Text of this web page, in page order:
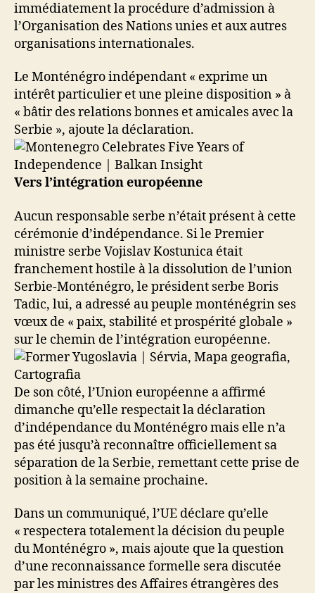
immédiatement la procédure d’admission à
l’Organisation des Nations unies et aux autres
organisations internationales.
Le Monténégro indépendant « exprime un
intérêt particulier et une pleine disposition » à
« bâtir des relations bonnes et amicales avec la
Serbie », ajoute la déclaration.
Vers l’intégration européenne
Aucun responsable serbe n’était présent à cette
cérémonie d’indépendance. Si le Premier
ministre serbe Vojislav Kostunica était
franchement hostile à la dissolution de l’union
Serbie-Monténégro, le président serbe Boris
Tadic, lui, a adressé au peuple monténégrin ses
vœux de « paix, stabilité et prospérité globale »
sur le chemin de l’intégration européenne.
De son côté, l’Union européenne a affirmé
dimanche qu’elle respectait la déclaration
d’indépendance du Monténégro mais elle n’a
pas été jusqu’à reconnaître officiellement sa
séparation de la Serbie, remettant cette prise de
position à la semaine prochaine.
Dans un communiqué, l’UE déclare qu’elle
« respectera totalement la décision du peuple
du Monténégro », mais ajoute que la question
d’une reconnaissance formelle sera discutée
par les ministres des Affaires étrangères des